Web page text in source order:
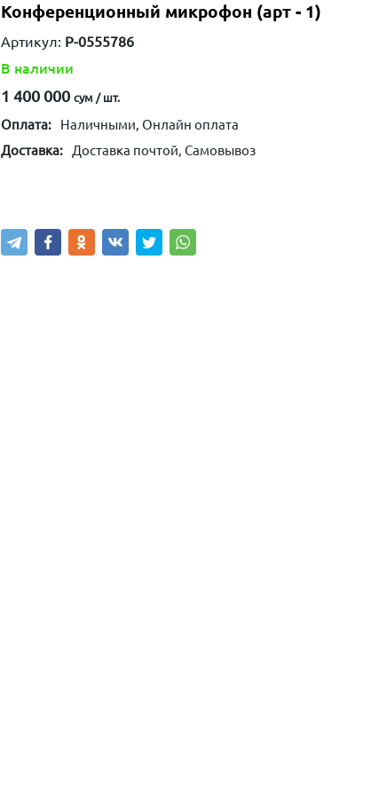
Конференционный микрофон (арт - 1)
Артикул: P-0555786
В наличии
1 400 000 сум / шт.
Оплата:
Наличными, Онлайн оплата
Доставка:
Доставка почтой, Самовывоз